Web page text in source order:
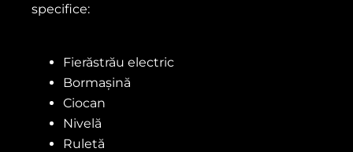
specifice:
Fierăstrău electric
Bormașină
Ciocan
Nivelă
Ruletă